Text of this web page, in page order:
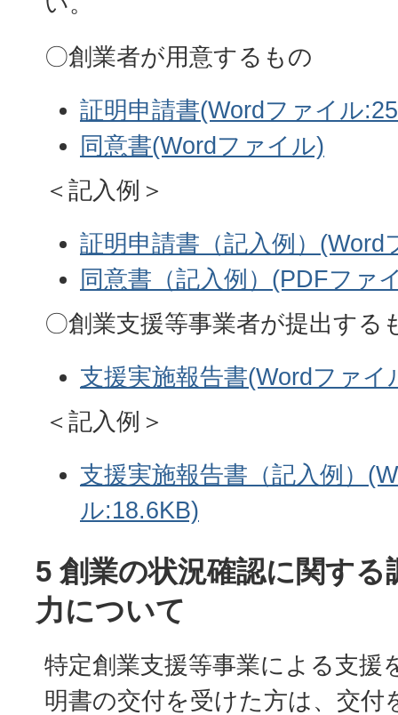
〇創業者が用意するもの
証明申請書(Wordファイル
同意書(Wordファイル)
＜記入例＞
証明申請書（記入例）(Word
同意書（記入例）(PDFファ
〇創業支援等事業者が提出する
支援実施報告書(Wordファイ
＜記入例＞
支援実施報告書（記入例）
ル:18.6KB)
5 創業の状況確認に関する
力について
特定創業支援等事業による支援
明書の交付を受けた方は、交付